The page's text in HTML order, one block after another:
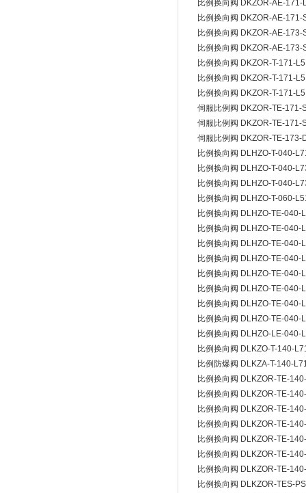
比例换向阀 DKZOR-AE-171-
比例换向阀 DKZOR-AE-171-
比例换向阀 DKZOR-AE-173-
比例换向阀 DKZOR-AE-173-
比例换向阀 DKZOR-T-171-
比例换向阀 DKZOR-T-171-L5
比例换向阀 DKZOR-T-171-
伺服比例阀 DKZOR-TE-171-
伺服比例阀 DKZOR-TE-171-
伺服比例阀 DKZOR-TE-173-
比例换向阀 DLHZO-T-040-
比例换向阀 DLHZO-T-040-
比例换向阀 DLHZO-T-040-
比例换向阀 DLHZO-T-060-
比例换向阀 DLHZO-TE-040-
比例换向阀 DLHZO-TE-040-
比例换向阀 DLHZO-TE-040-
比例换向阀 DLHZO-TE-040-
比例换向阀 DLHZO-TE-040-
比例换向阀 DLHZO-TE-040-
比例换向阀 DLHZO-TE-040-
比例换向阀 DLHZO-TE-040-
比例换向阀 DLHZO-LE-040-
比例换向阀 DLKZO-T-140-
比例防爆阀 DLKZA-T-140-
比例换向阀 DLKZOR-TE-
比例换向阀 DLKZOR-TE-
比例换向阀 DLKZOR-TE-
比例换向阀 DLKZOR-TE-
比例换向阀 DLKZOR-TE-
比例换向阀 DLKZOR-TE-
比例换向阀 DLKZOR-TE-
比例换向阀 DLKZOR-TES-